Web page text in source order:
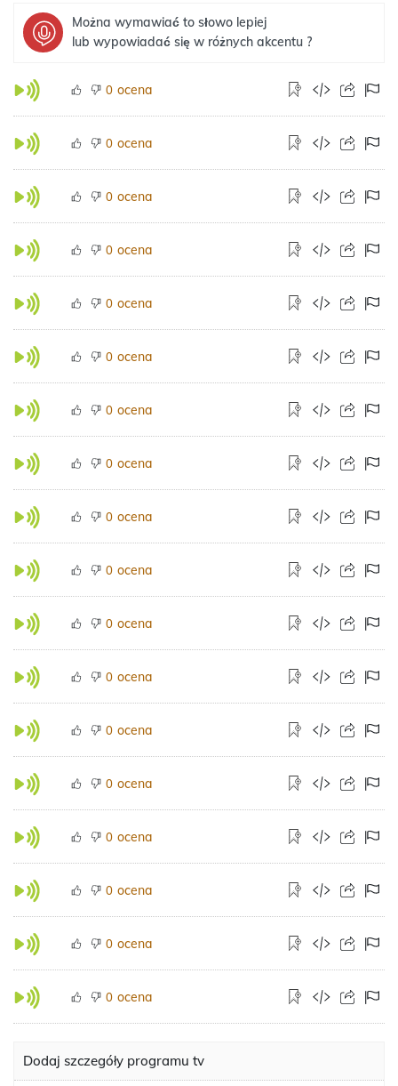
Można wymawiać to słowo lepiej
lub wypowiadać się w różnych akcentu ?
0 ocena
0 ocena
0 ocena
0 ocena
0 ocena
0 ocena
0 ocena
0 ocena
0 ocena
0 ocena
0 ocena
0 ocena
0 ocena
0 ocena
0 ocena
0 ocena
0 ocena
0 ocena
Dodaj szczegóły programu tv